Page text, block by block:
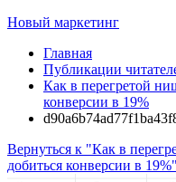
Новый маркетинг
Главная
Публикации
Как в перегретой
конверсии в 19%
Вернуться к "Как в
добиться конверсии в 19%"